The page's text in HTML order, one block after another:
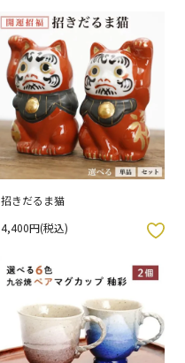
招きだるま猫
4,400円(税込)